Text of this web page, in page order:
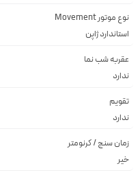
نوع موتور Movement
استاندارد ژاپن
عقربه شب نما
ندارد
تقویم
ندارد
زمان سنج / کرنومتر
خیر